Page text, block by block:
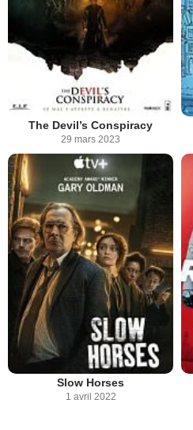
The Devil’s Conspiracy
29 mars 2023
Slow Horses
1 avril 2022